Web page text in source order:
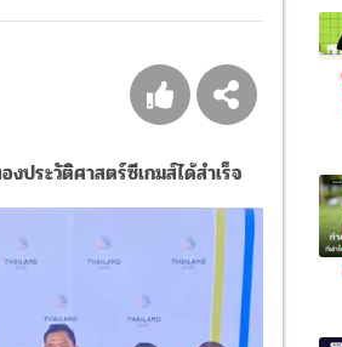
ประวัติศาสตร์ซีเกมส์ได้สำเร็จ